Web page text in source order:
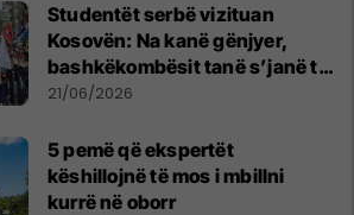
Studentët serbë vizituan
Kosovën: Na kanë gënjyer,
bashkëkombësit tanë s’janë të
shtypur
21/06/2026
5 pemë që ekspertët
këshillojnë të mos i mbillni
kurrë në oborr